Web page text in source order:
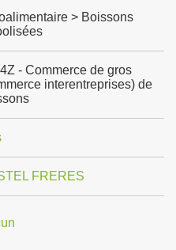
> Boissons
- Commerce de gros
interentreprises) de
FRERES